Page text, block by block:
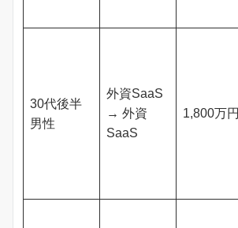
30代後半
男性
外資SaaS
→ 外資
SaaS
1,800万円